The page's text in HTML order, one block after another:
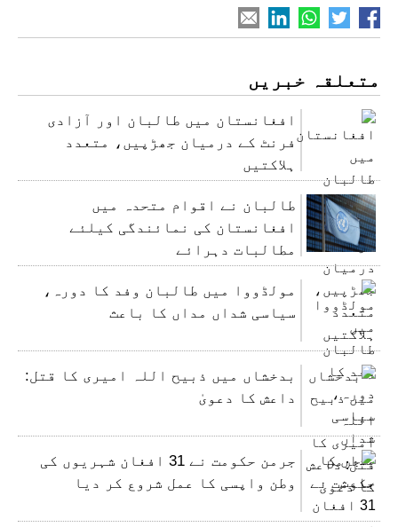
متعلقہ خبریں
افغانستان میں طالبان اور آزادی
فرنٹ کے درمیان جھڑپیں، متعدد
ہلاکتیں
طالبان نے اقوام متحدہ میں
افغانستان کی نمائندگی کیلئے
مطالبات دہرائے
مولڈووا میں طالبان وفد کا دورہ،
سیاسی شداں مداں کا باعث
بدخشاں میں ذبیح اللہ امیری کا قتل:
داعش کا دعویٰ
جرمن حکومت نے 31 افغان شہریوں کی
وطن واپسی کا عمل شروع کر دیا